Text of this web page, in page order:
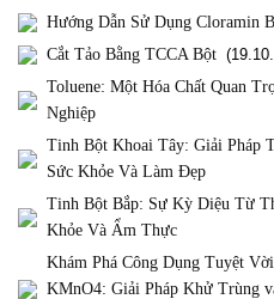
Hướng Dẫn Sử Dụng Cloramin
Cắt Tảo Bằng TCCA Bột
Toluene: Một Hóa Chất Quan
Nghiệp
Tinh Bột Khoai Tây: Giải Pháp
Sức Khỏe Và Làm Đẹp
Tinh Bột Bắp: Sự Kỳ Diệu Từ
Khỏe Và Ẩm Thực
Khám Phá Công Dụng Tuyệt
KMnO4: Giải Pháp Khử Trùng